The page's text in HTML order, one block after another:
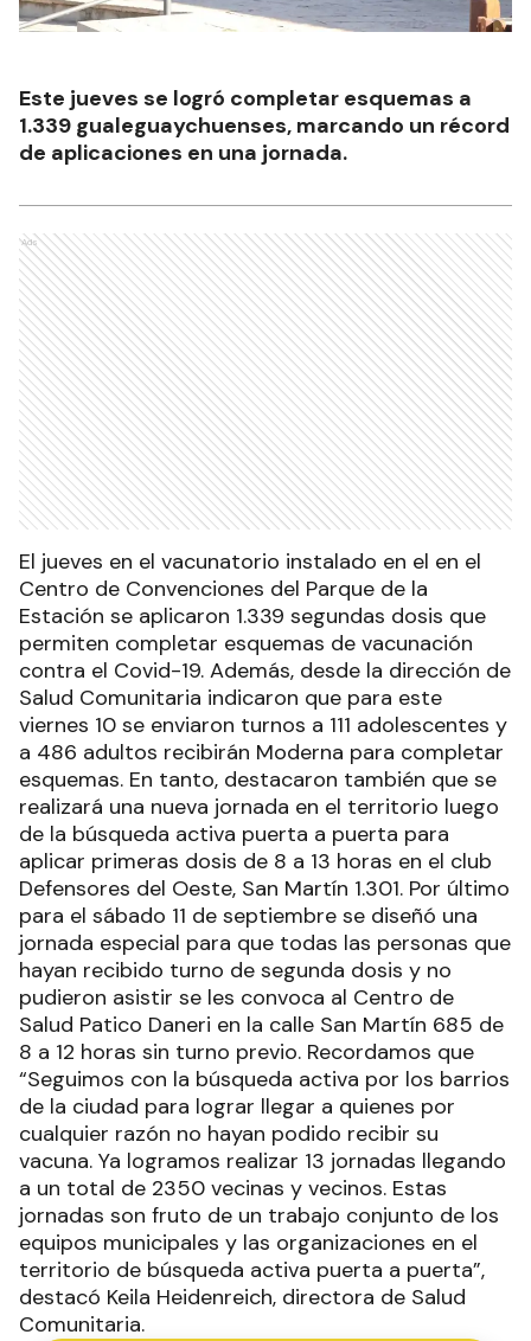
Este jueves se logró completar esquemas a
1.339 gualeguaychuenses, marcando un récord
de aplicaciones en una jornada.
Ads
El jueves en el vacunatorio instalado en el en el
Centro de Convenciones del Parque de la
Estación se aplicaron 1.339 segundas dosis que
permiten completar esquemas de vacunación
contra el Covid-19. Además, desde la dirección de
Salud Comunitaria indicaron que para este
viernes 10 se enviaron turnos a 111 adolescentes y
a 486 adultos recibirán Moderna para completar
esquemas. En tanto, destacaron también que se
realizará una nueva jornada en el territorio luego
de la búsqueda activa puerta a puerta para
aplicar primeras dosis de 8 a 13 horas en el club
Defensores del Oeste, San Martín 1.301. Por último
para el sábado 11 de septiembre se diseñó una
jornada especial para que todas las personas que
hayan recibido turno de segunda dosis y no
pudieron asistir se les convoca al Centro de
Salud Patico Daneri en la calle San Martín 685 de
8 a 12 horas sin turno previo. Recordamos que
“Seguimos con la búsqueda activa por los barrios
de la ciudad para lograr llegar a quienes por
cualquier razón no hayan podido recibir su
vacuna. Ya logramos realizar 13 jornadas llegando
a un total de 2350 vecinas y vecinos. Estas
jornadas son fruto de un trabajo conjunto de los
equipos municipales y las organizaciones en el
territorio de búsqueda activa puerta a puerta”,
destacó Keila Heidenreich, directora de Salud
Comunitaria.